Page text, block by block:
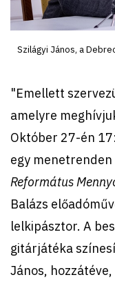
Szilágyi János, a
"Emellett
amelyre
Október 27-én
egy
Református
Balázs
lelkipásztor. A
gitárjátéka
János, hozzátéve,